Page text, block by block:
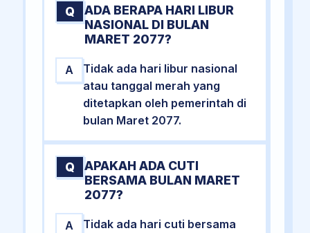
Q
ADA BERAPA HARI LIBUR
NASIONAL DI BULAN
MARET 2077?
A
Tidak ada hari libur nasional
atau tanggal merah yang
ditetapkan oleh pemerintah di
bulan Maret 2077.
Q
APAKAH ADA CUTI
BERSAMA BULAN MARET
2077?
A
Tidak ada hari cuti bersama